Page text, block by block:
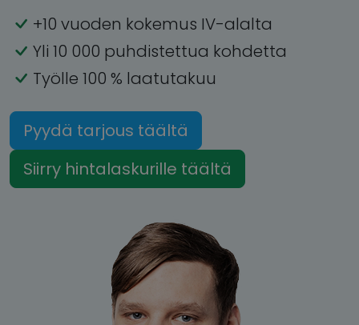
+10 vuoden kokemus IV-alalta
Yli 10 000 puhdistettua kohdetta
Työlle 100 % laatutakuu
Pyydä tarjous täältä
Siirry hintalaskurille täältä